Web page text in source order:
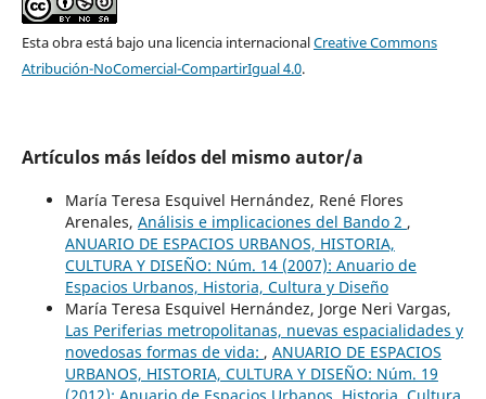
Esta obra está bajo una licencia internacionalCreative Commons
Atribución-NoComercial-CompartirIgual 4.0.
Artículos más leídos del mismo autor/a
María Teresa Esquivel Hernández, René Flores
Arenales, Análisis e implicaciones del Bando 2 ,
ANUARIO DE ESPACIOS URBANOS, HISTORIA,
CULTURA Y DISEÑO: Núm. 14 (2007): Anuario de
Espacios Urbanos, Historia, Cultura y Diseño
María Teresa Esquivel Hernández, Jorge Neri Vargas,
Las Periferias metropolitanas, nuevas espacialidades y
novedosas formas de vida: , ANUARIO DE ESPACIOS
URBANOS, HISTORIA, CULTURA Y DISEÑO: Núm. 19